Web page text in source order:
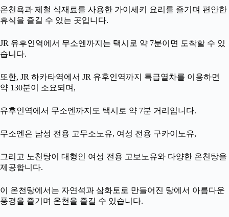
온천욕과 제철 식재료를 사용한 가이세키 요리를 즐기며 편안한
휴식을 즐길 수 있는 곳입니다.
JR 유후인역에서 무소엔까지는 택시로 약 7분이면 도착할 수 있
습니다.
또한, JR 하카타역에서 JR 유후인역까지 특급열차를 이용하면
약 130분이 소요되며,
유후인역에서 무소엔까지도 택시로 약 7분 거리입니다.
무소엔은 남성 전용 고무소노유, 여성 전용 구카이노유,
그리고 노천탕이 대형인 여성 전용 고보노유와 다양한 온천탕을
제공합니다.
이 온천탕에서는 자연석과 삼화토로 만들어진 탕에서 아름다운
풍경을 즐기며 온천을 즐길 수 있습니다.